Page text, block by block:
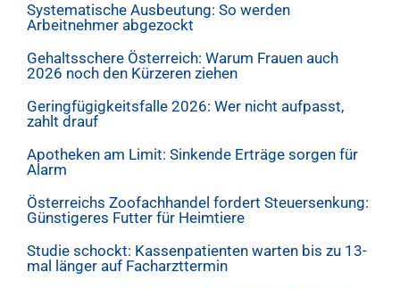
Systematische Ausbeutung: So werden
Arbeitnehmer abgezockt
Gehaltsschere Österreich: Warum Frauen auch
2026 noch den Kürzeren ziehen
Geringfügigkeitsfalle 2026: Wer nicht aufpasst,
zahlt drauf
Apotheken am Limit: Sinkende Erträge sorgen für
Alarm
Österreichs Zoofachhandel fordert Steuersenkung:
Günstigeres Futter für Heimtiere
Studie schockt: Kassenpatienten warten bis zu 13-
mal länger auf Facharzttermin